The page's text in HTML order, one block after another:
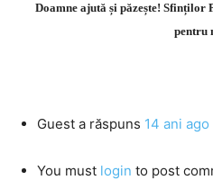
Doamne ajută și păzește!
pentru
Guest a răspuns 14 ani ago
You must login to post